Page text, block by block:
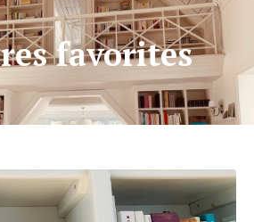
favorites